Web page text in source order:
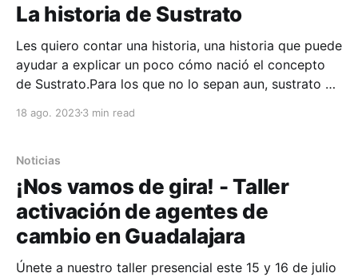
La historia de Sustrato
Les quiero contar una historia, una historia que puede
ayudar a explicar un poco cómo nació el concepto
de Sustrato.Para los que no lo sepan aun, sustrato es
transformación a través del crecimiento personal,
18 ago. 20233 min read
Noticias
¡Nos vamos de gira! - Taller
activación de agentes de
cambio en Guadalajara
Únete a nuestro taller presencial este 15 y 16 de julio